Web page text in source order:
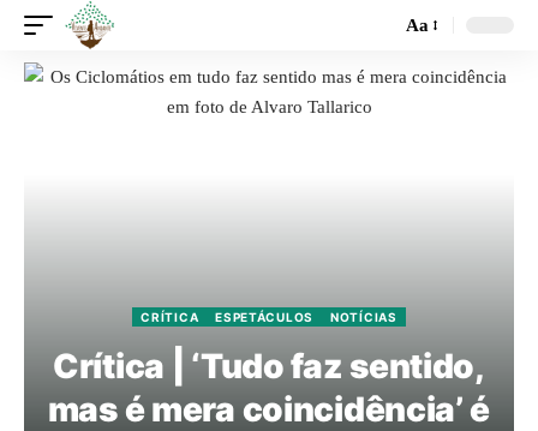
Aa
CRÍTICA ESPETÁCULOS NOTÍCIAS
Crítica | ‘Tudo faz sentido,
mas é mera coincidência’ é